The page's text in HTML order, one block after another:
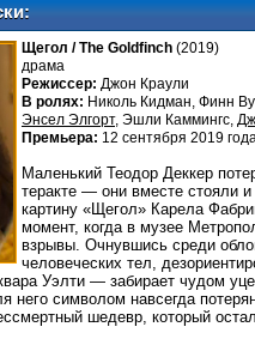
Щегол / The Goldfinch (2019)
драма
Режиссер: Джон Краули
В ролях: Николь Кидман, Финн
Энсел Элгорт, Эшли Каммингс,
Премьера: 12 сентября 2019
Маленький Теодор Деккер
теракте — они вместе стояли
картину «Щегол» Карела
момент, когда в музее
взрывы. Очнувшись среди
человеческих тел,
Уэлти — забирает чудом
него символом навсегда
шедевр, который